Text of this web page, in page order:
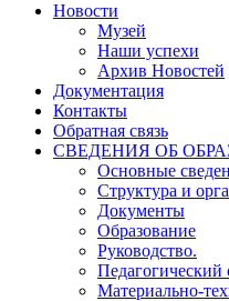
Новости
Музей
Наши успехи
Архив Новостей
Документация
Контакты
Обратная связь
СВЕДЕНИЯ ОБ
Основные
Структура и
Документы
Образование
Руководство.
Педагогический
Материально-